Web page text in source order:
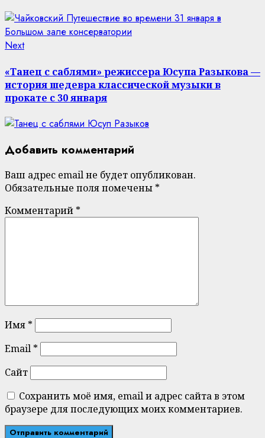
NextNext
«Танец с саблями» режиссера Юсупа Разыкова —
история шедевра классической музыки в
прокате с 30 января
Добавить комментарий
Ваш адрес email не будет опубликован.
Обязательные поля помечены *
Комментарий *
Имя *
Email *
Сайт
Сохранить моё имя, email и адрес сайта в этом
браузере для последующих моих комментариев.